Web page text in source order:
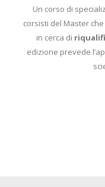
Un corso di
corsisti del Master
in cerca di
edizione prevede